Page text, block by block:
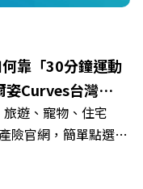
輯 李建興 與談人／
慶遠見40歲生日！手
《遠見》更多的社
IG：
bit.ly/38jNi9k
靠「30分鐘運動
姿Curves台灣執
遊、寵物、住宅
險官網，簡單點選，
—— 以上為
頭、健身產業百